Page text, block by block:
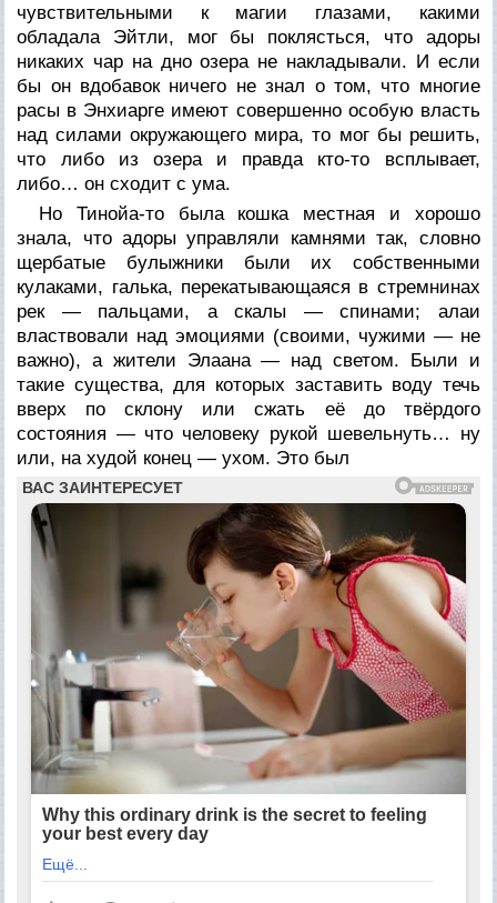
чувствительными к магии глазами, какими
обладала Эйтли, мог бы поклясться, что адоры
никаких чар на дно озера не накладывали. И если
бы он вдобавок ничего не знал о том, что многие
расы в Энхиарге имеют совершенно особую власть
над силами окружающего мира, то мог бы решить,
что либо из озера и правда кто-то всплывает,
либо… он сходит с ума.
Но Тинойа-то была кошка местная и хорошо
знала, что адоры управляли камнями так, словно
щербатые булыжники были их собственными
кулаками, галька, перекатывающаяся в стремнинах
рек — пальцами, а скалы — спинами; алаи
властвовали над эмоциями (своими, чужими — не
важно), а жители Элаана — над светом. Были и
такие существа, для которых заставить воду течь
вверх по склону или сжать её до твёрдого
состояния — что человеку рукой шевельнуть… ну
или, на худой конец — ухом. Это был